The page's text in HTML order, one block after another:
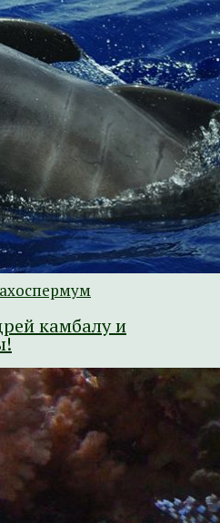
камбалу и